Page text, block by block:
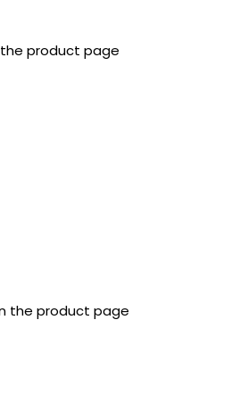
product page
the product page